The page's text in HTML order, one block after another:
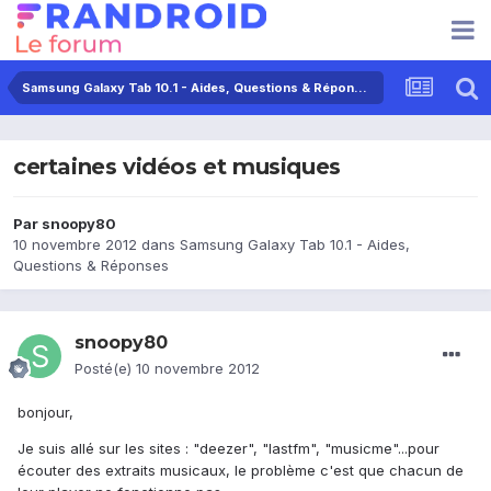
Samsung Galaxy Tab 10.1 - Aides, Questions & Réponses
certaines vidéos et musiques
Par snoopy80
10 novembre 2012 dans Samsung Galaxy Tab 10.1 - Aides,
Questions & Réponses
snoopy80
Posté(e) 10 novembre 2012
bonjour,
Je suis allé sur les sites : "deezer", "lastfm", "musicme"...pour
écouter des extraits musicaux, le problème c'est que chacun de